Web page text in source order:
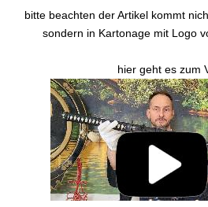
bitte beachten der Artikel kommt
sondern in Kartonage mit Logo
hier geht es zum